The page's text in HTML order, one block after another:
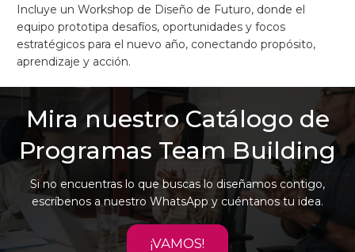
Incluye un Workshop de Diseño de Futuro, donde el
equipo prototipa desafíos, oportunidades y focos
estratégicos para el nuevo año, conectando propósito,
aprendizaje y acción.
Mira nuestro Catálogo de
Programas Team Building
Si no encuentras lo que buscas lo diseñamos contigo,
escríbenos a nuestro WhatsApp y cuéntanos tu idea.
¡VAMOS!